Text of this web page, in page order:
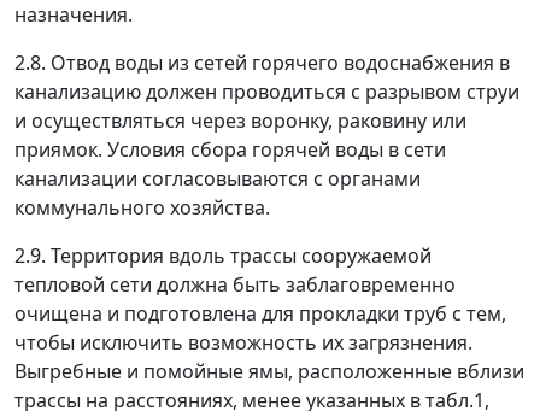
назначения.
2.8. Отвод воды из сетей горячего водоснабжения в
канализацию должен проводиться с разрывом струи
и осуществляться через воронку, раковину или
приямок. Условия сбора горячей воды в сети
канализации согласовываются с органами
коммунального хозяйства.
2.9. Территория вдоль трассы сооружаемой
тепловой сети должна быть заблаговременно
очищена и подготовлена для прокладки труб с тем,
чтобы исключить возможность их загрязнения.
Выгребные и помойные ямы, расположенные вблизи
трассы на расстояниях, менее указанных в табл.1,